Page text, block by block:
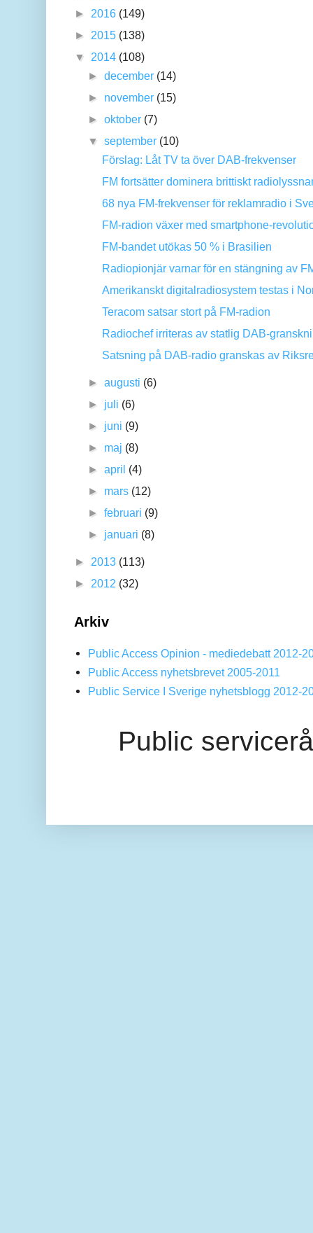
► 2016 (149)
► 2015 (138)
▼ 2014 (108)
►december (14)
► november (15)
►oktober (7)
▼september (10)
Förslag: Låt TV ta över DAB-frekvenser
FM fortsätter dominera brittiskt
68 nya FM-frekvenser för reklamradio i
FM-radion växer med smartphone-
FM-bandet utökas 50 % i Brasilien
Radiopionjär varnar för en stängning av
Amerikanskt digitalradiosystem testas i
Teracom satsar stort på FM-radion
Radiochef irriteras av statlig DAB-
Satsning på DAB-radio granskas av
►augusti (6)
► juli (6)
► juni (9)
► maj (8)
►april (4)
► mars (12)
►februari (9)
► januari (8)
► 2013 (113)
► 2012 (32)
Arkiv
Public Access Opinion - mediedebatt 2012-
Public Access nyhetsbrevet 2005-2011
Public Service I Sverige nyhetsblogg 2012-
Public